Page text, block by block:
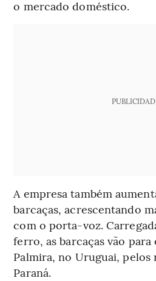
o mercado doméstico.
A empresa também
barcaças, acrescentando
com o porta-voz.
ferro, as barcaças vão
Palmira, no Uruguai, pelos
Paraná.